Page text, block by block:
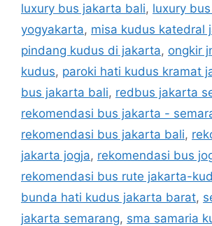
luxury bus jakarta bali, luxury
yogyakarta, misa kudus katedral
pindang kudus di jakarta, ongkir
kudus, paroki hati kudus kramat
bus jakarta bali, redbus jakarta
rekomendasi bus jakarta -
rekomendasi bus jakarta bali,
jakarta jogja, rekomendasi bus
rekomendasi bus rute jakarta-
bunda hati kudus jakarta barat,
jakarta semarang, sma samaria